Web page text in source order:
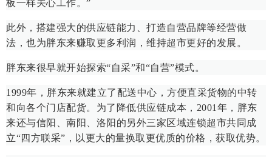
板一样关心工作。”
此外，搭建强大的供应链能力、打造自营品牌等经营做
法，也为胖东来赚取更多利润，维持超市更好的发展。
胖东来很早就开始探索“自采”和“自营”模式。
1999年，胖东来就建立了配送中心，方便直采货物的中转
和向各个门店配货。为了降低供应链成本，2001年，胖东
来还与信阳、南阳、洛阳的另外三家区域连锁超市共同成
立“四方联采”，以更大的量换取更优质的价格，获取优势。